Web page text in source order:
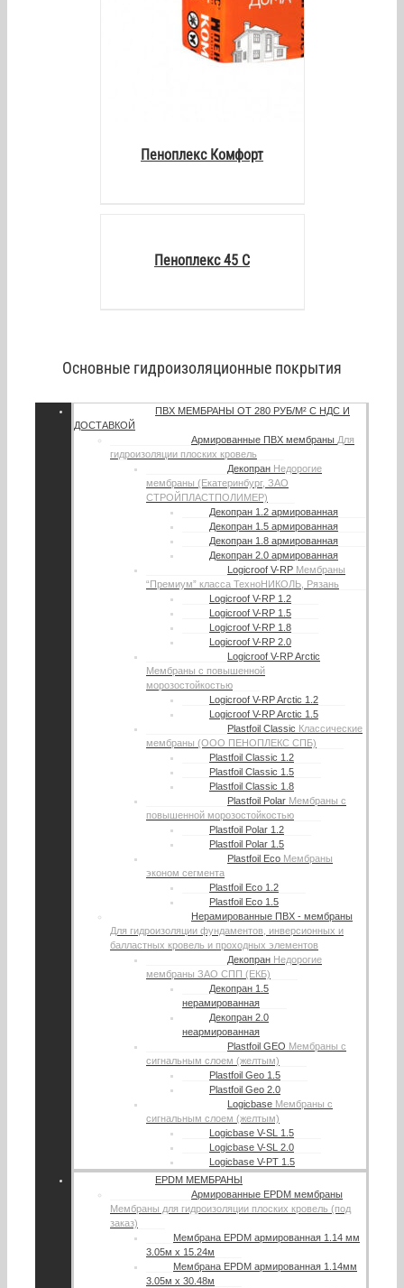
Пеноплекс Комфорт
Пеноплекс 45 С
Основные гидроизоляционные покрытия
ПВХ МЕМБРАНЫ ОТ 280 РУБ/М² С НДС И
ДОСТАВКОЙ
Армированные ПВХ мембраны Для
гидроизоляции плоских кровель
Декопран Недорогие
мембраны (Екатеринбург, ЗАО
СТРОЙПЛАСТПОЛИМЕР)
Декопран 1.2 армированная
Декопран 1.5 армированная
Декопран 1.8 армированная
Декопран 2.0 армированная
Logicroof V-RP Мембраны
“Премиум” класса ТехноНИКОЛЬ, Рязань
Logicroof V-RP 1.2
Logicroof V-RP 1.5
Logicroof V-RP 1.8
Logicroof V-RP 2.0
Logicroof V-RP Arctic
Мембраны с повышенной
морозостойкостью
Logicroof V-RP Arctic 1.2
Logicroof V-RP Arctic 1.5
Plastfoil Classic Классические
мембраны (ООО ПЕНОПЛЕКС СПБ)
Plastfoil Classic 1.2
Plastfoil Classic 1.5
Plastfoil Classic 1.8
Plastfoil Polar Мембраны с
повышенной морозостойкостью
Plastfoil Polar 1.2
Plastfoil Polar 1.5
Plastfoil Eco Мембраны
эконом сегмента
Plastfoil Eco 1.2
Plastfoil Eco 1.5
Нерамированные ПВХ - мембраны
Для гидроизоляции фундаментов, инверсионных и
балластных кровель и проходных элементов
Декопран Недорогие
мембраны ЗАО СПП (ЕКБ)
Декопран 1.5
нерамированная
Декопран 2.0
неармированная
Plastfoil GEO Мембраны с
сигнальным слоем (желтым)
Plastfoil Geo 1.5
Plastfoil Geo 2.0
Logicbase Мембраны с
сигнальным слоем (желтым)
Logicbase V-SL 1.5
Logicbase V-SL 2.0
Logicbase V-PT 1.5
EPDM МЕМБРАНЫ
Армированные EPDM мембраны
Мембраны для гидроизоляции плоских кровель (под
заказ)
Мембрана EPDM армированная 1.14 мм
3.05м х 15.24м
Мембрана EPDM армированная 1.14мм
3.05м х 30.48м